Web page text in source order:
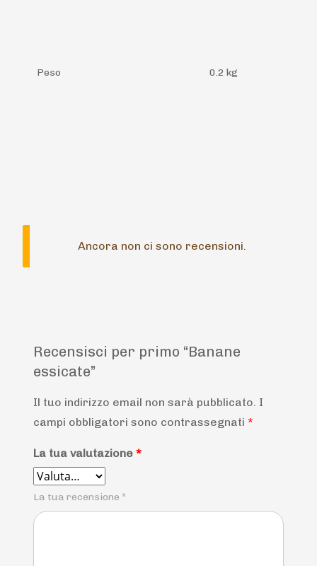
Peso 0.2 kg
Ancora non ci sono recensioni.
Recensisci per primo “Banane
essicate”
Il tuo indirizzo email non sarà pubblicato. I
campi obbligatori sono contrassegnati *
La tua valutazione *
La tua recensione *